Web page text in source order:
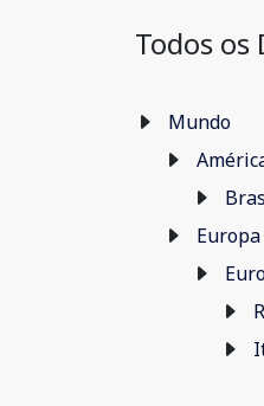
Todos os
Mundo
Europa